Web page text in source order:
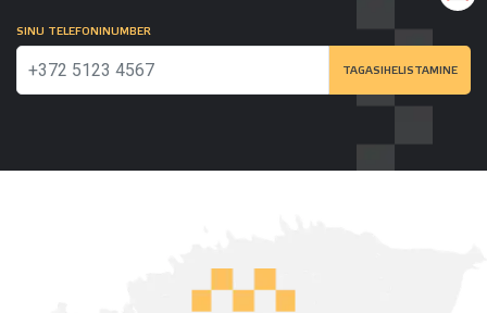
SINU TELEFONINUMBER
TAGASIHELISTAMINE